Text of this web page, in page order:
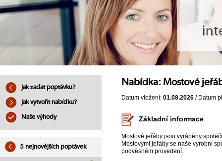
Jak zadat poptávku?
Jak vytvořit nabídku?
Naše výhody
5 nejnovějších poptávek
Nabídka: Mostové
Datum vložení: 01.08.2026 / Datum
Základní informace
Mostové jeřáby jsou vyráběny
Mostovými jeřáby se naše výrobní
podvěsném provedení.